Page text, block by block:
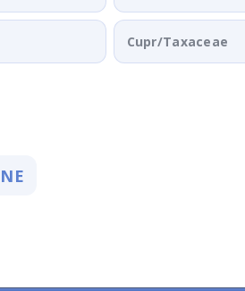
Cupr/Taxaceae